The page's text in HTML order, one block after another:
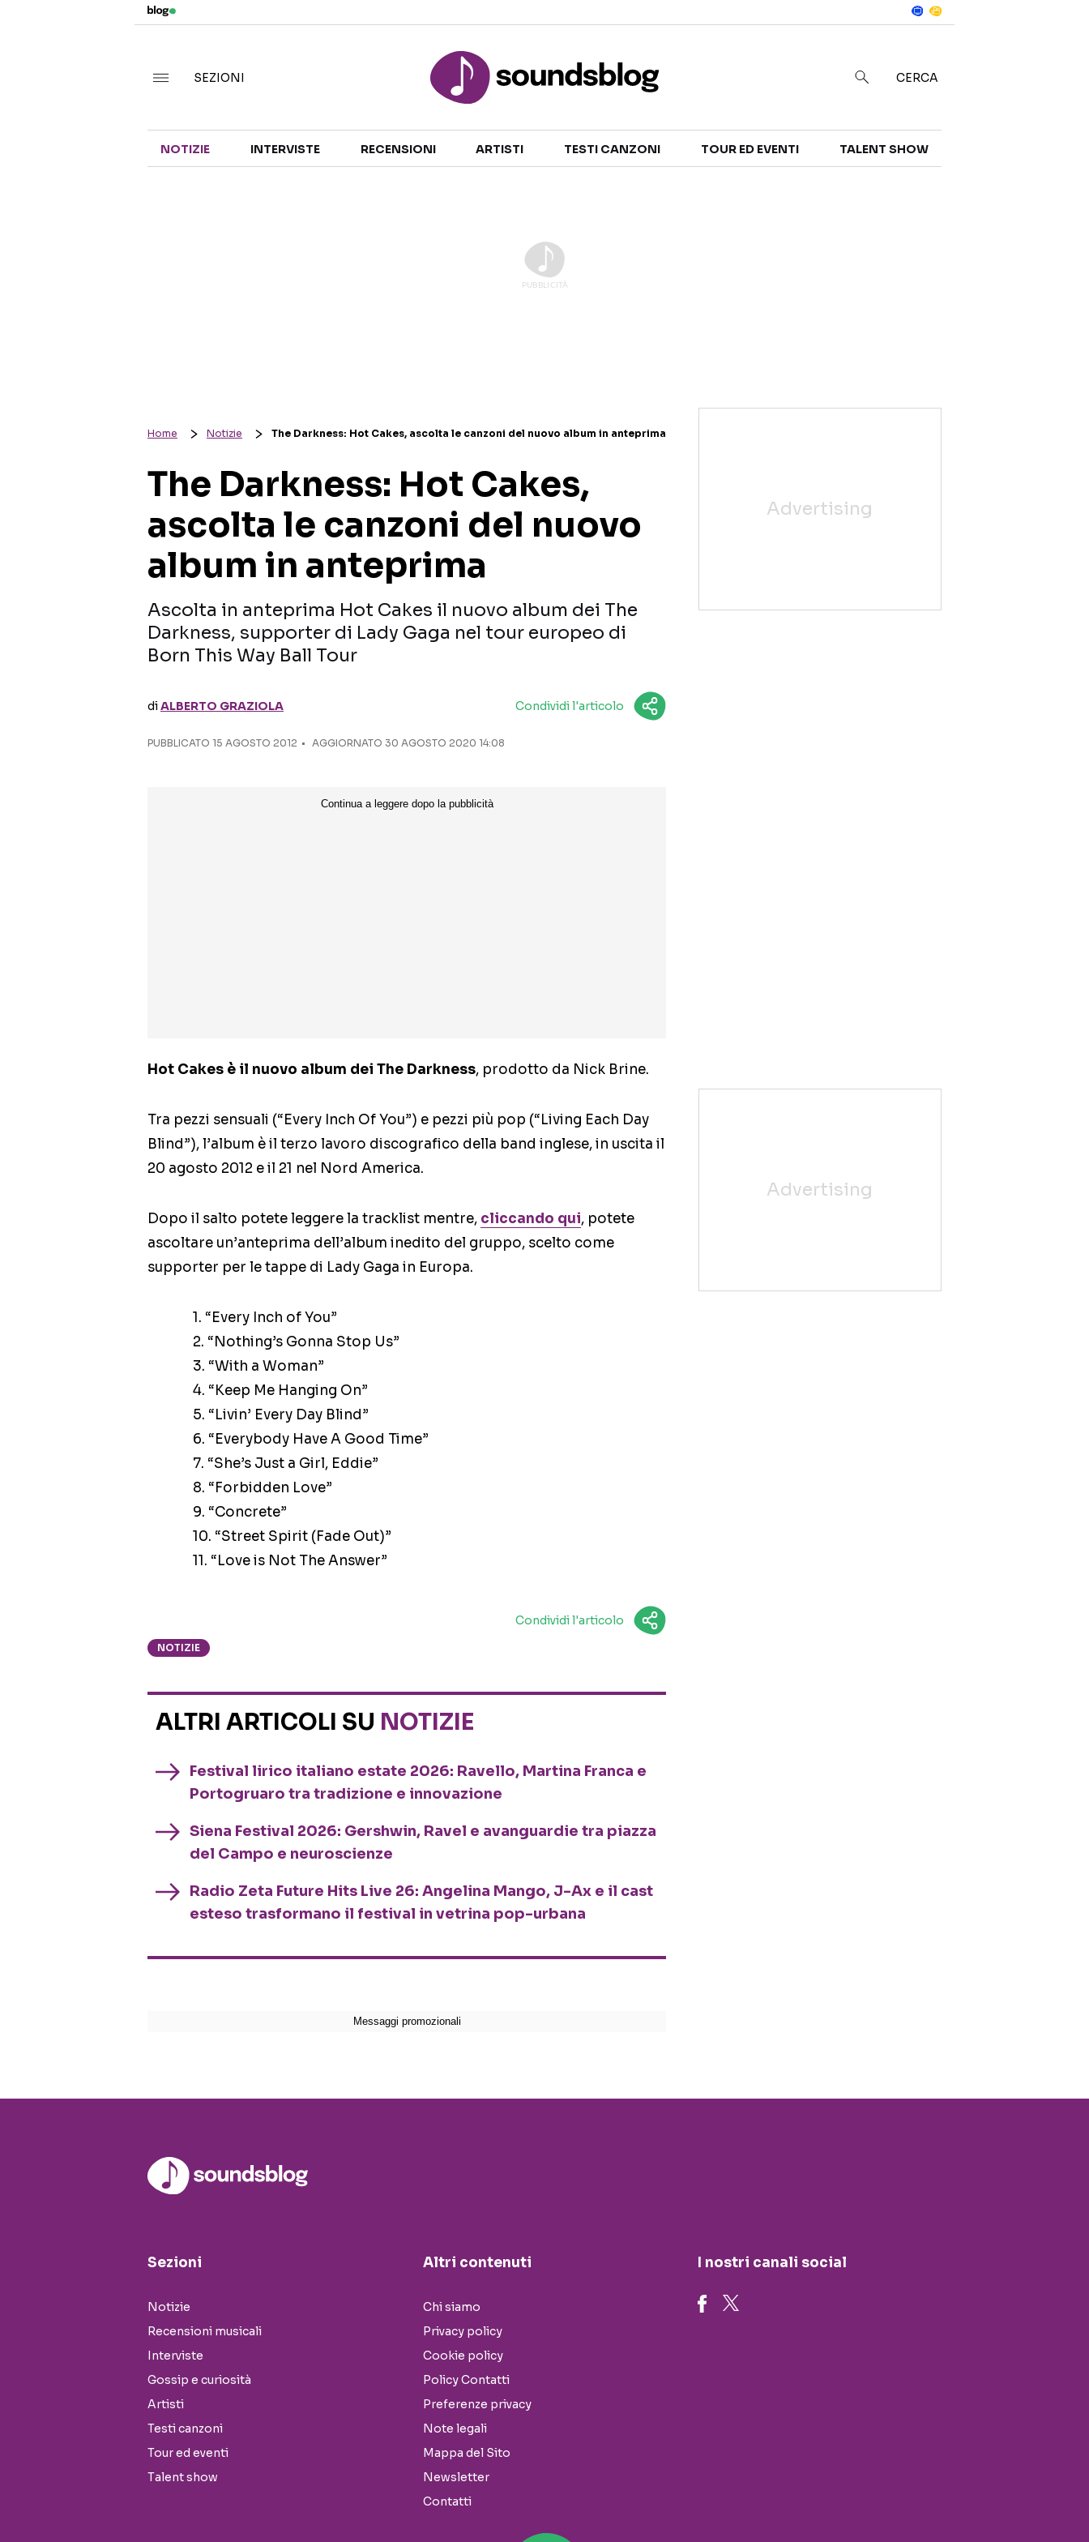
TALENT SHOW
SEZIONI CERCA
NOTIZIE INTERVISTE RECENSIONI ARTISTI TESTI CANZONI TOUR ED EVENTI TALENT SHOW
Home Notizie The Darkness: Hot Cakes, ascolta le canzoni del nuovo album in anteprima
The Darkness: Hot Cakes,
ascolta le canzoni del nuovo
album in anteprima
Ascolta in anteprima Hot Cakes il nuovo album dei The
Darkness, supporter di Lady Gaga nel tour europeo di
Born This Way Ball Tour
diALBERTO GRAZIOLA Condividi l'articolo
PUBBLICATO 15 AGOSTO 2012 AGGIORNATO 30 AGOSTO 2020 14:08
Hot Cakes è il nuovo album dei The Darkness, prodotto da Nick Brine.
Tra pezzi sensuali (“Every Inch Of You”) e pezzi più pop (“Living Each Day
Blind”), l’album è il terzo lavoro discografico della band inglese, in uscita il
20 agosto 2012 e il 21 nel Nord America.
Dopo il salto potete leggere la tracklist mentre, cliccando qui, potete
ascoltare un’anteprima dell’album inedito del gruppo, scelto come
supporter per le tappe di Lady Gaga in Europa.
1. “Every Inch of You”
2. “Nothing’s Gonna Stop Us”
3. “With a Woman”
4. “Keep Me Hanging On”
5. “Livin’ Every Day Blind”
6. “Everybody Have A Good Time”
7. “She’s Just a Girl, Eddie”
8. “Forbidden Love”
9. “Concrete”
10. “Street Spirit (Fade Out)”
11. “Love is Not The Answer”
Condividi l'articolo
NOTIZIE
ALTRI ARTICOLI SU NOTIZIE
Festival lirico italiano estate 2026: Ravello, Martina Franca e
Portogruaro tra tradizione e innovazione
Siena Festival 2026: Gershwin, Ravel e avanguardie tra piazza
del Campo e neuroscienze
Radio Zeta Future Hits Live 26: Angelina Mango, J-Ax e il cast
esteso trasformano il festival in vetrina pop-urbana
Sezioni
Notizie
Recensioni musicali
Interviste
Gossip e curiosità
Artisti
Testi canzoni
Tour ed eventi
Talent show
Altri contenuti
Chi siamo
Privacy policy
Cookie policy
Policy Contatti
Preferenze privacy
Note legali
Mappa del Sito
Newsletter
Contatti
I nostri canali social